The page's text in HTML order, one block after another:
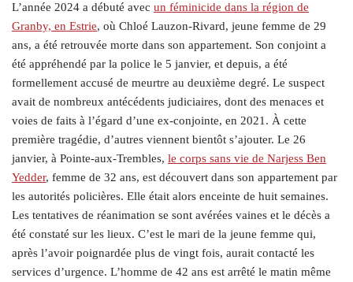
L’année 2024 a débuté avec un féminicide dans la région de
Granby, en Estrie, où Chloé Lauzon-Rivard, jeune femme de 29
ans, a été retrouvée morte dans son appartement. Son conjoint a
été appréhendé par la police le 5 janvier, et depuis, a été
formellement accusé de meurtre au deuxième degré. Le suspect
avait de nombreux antécédents judiciaires, dont des menaces et
voies de faits à l’égard d’une ex-conjointe, en 2021. À cette
première tragédie, d’autres viennent bientôt s’ajouter. Le 26
janvier, à Pointe-aux-Trembles, le corps sans vie de Narjess Ben
Yedder, femme de 32 ans, est découvert dans son appartement par
les autorités policières. Elle était alors enceinte de huit semaines.
Les tentatives de réanimation se sont avérées vaines et le décès a
été constaté sur les lieux. C’est le mari de la jeune femme qui,
après l’avoir poignardée plus de vingt fois, aurait contacté les
services d’urgence. L’homme de 42 ans est arrêté le matin même